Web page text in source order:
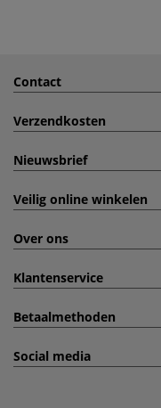
Contact
Verzendkosten
Nieuwsbrief
Veilig online winkelen
Over ons
Klantenservice
Betaalmethoden
Social media